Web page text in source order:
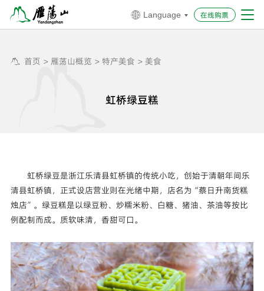
 Language  在线购票

 首页 > 雁荡山概览 > 特产美食 > 美食
虹桥绿豆糕
虹桥绿豆是浙江乐清县虹桥镇的传统小吃，创始于清朝年间乐
清县虹桥镇，正式设店营业则在光绪中期，店名为“蔡日升南货糕
烛店”。绿豆糕是以绿豆粉、炒糯米粉、白糖、猪油、茶油等按比
例配制而成。质软味清，香甜可口。